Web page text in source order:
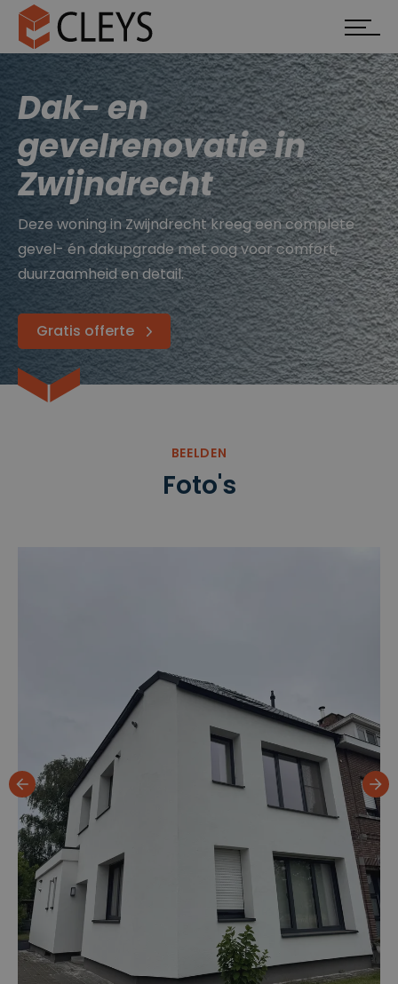
Dak- en
gevelrenovatie in
Zwijndrecht
Deze woning in Zwijndrecht kreeg een complete
gevel- én dakupgrade met oog voor comfort,
duurzaamheid en detail.
Gratis offerte
BEELDEN
Foto's